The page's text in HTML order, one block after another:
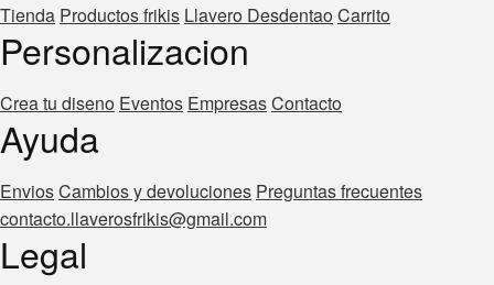
Tienda Productos frikis Llavero Desdentao Carrito
Personalizacion
Crea tu diseno Eventos EmpresasContacto
Ayuda
EnviosCambios y devoluciones Preguntas frecuentes
contacto.llaverosfrikis@gmail.com
Legal